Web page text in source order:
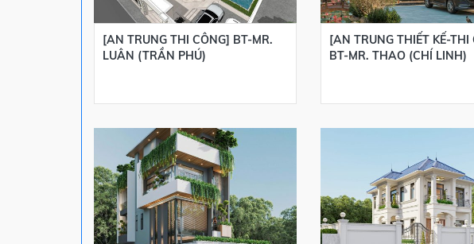
[AN TRUNG THI CÔNG] BT-MR.
LUÂN (TRẦN PHÚ)
[AN TRUNG THIẾT KẾ-THI
BT-MR. THAO (CHÍ LINH)